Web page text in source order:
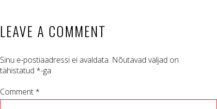
LEAVE A COMMENT
Sinu e-postiaadressi ei avaldata. Nõutavad väljad on
tähistatud *-ga
Comment *